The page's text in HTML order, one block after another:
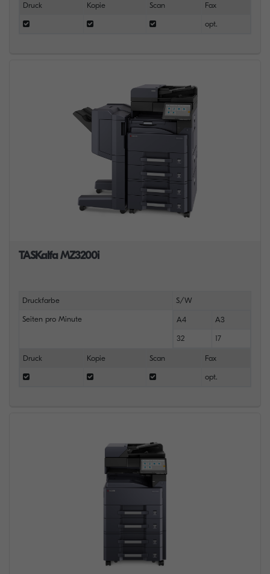
Druck Kopie Scan Fax
opt.
TASKalfa MZ3200i
Druckfarbe S/W
Seiten pro Minute A4 A3
32 17
Druck Kopie Scan Fax
opt.